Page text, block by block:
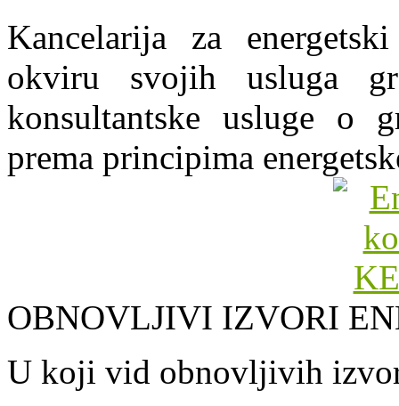
Kancelarija za
okviru svojih usluga
konsultantske usluge o
prema principima
OBNOVLJIVI IZVORI
U koji vid obnovljivih